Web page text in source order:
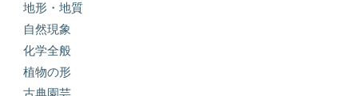
地形・地質
自然現象
化学全般
植物の形